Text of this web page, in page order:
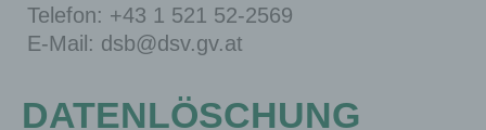
Telefon: +43 1 521 52-2569
E-Mail: dsb@dsv.gv.at
DATENLÖSCHUNG
Brows
ers
ht).